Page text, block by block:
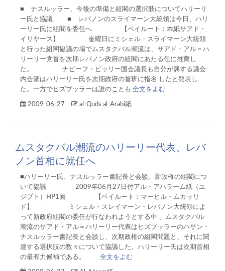
■ ナスルッラー、今後の準備と組閣の選択肢についてハリーリ
ー氏と協議 ■ レバノンのスライマーン大統領は今日、ハリ
ーリー氏に組閣を委任へ 【ベイルート：本紙サアド・
イリヤース】 金曜日にミシェル・スライマーン大統領
と行った組閣協議の場でムスタクバル潮流は、サアド・アル＝ハ
リーリー党首を次期レバノン政府の組閣にあたる任に推薦し
た。 ナビーフ・ビッリー国会議長も自分が属する議会
内会派はハリーリー氏を次期政府の首班に指名 したと発表し
た。一方でヒズブッラーは誰のことも 全文をよむ
2009-06-27 al-Quds al-Arabi紙
ムスタクバル潮流のハリーリー代表、レバ
ノン首相に就任へ
■ハリーリー氏、ナスルッラー書記長と会談、新政権の組閣につ
いて協議 2009年06月27日付アル・アハラーム紙（エ
ジプト）HP1面 【ベイルート：マーヒル・ムカッリ
ド】 ミシェル・スレイマーン・レバノン大統領によ
って新政府組閣の委任が行なわれようとする中 、ムスタクバル
潮流のサアド・アル＝ハリーリー代表はヒズブッラーのハサン・
ナスルッラー書記長と会談し、次期政権の組閣問題と、それに関
連する選択肢の数々について協議した。ハリーリー氏は次期首相
の最有力候補である。 全文をよむ